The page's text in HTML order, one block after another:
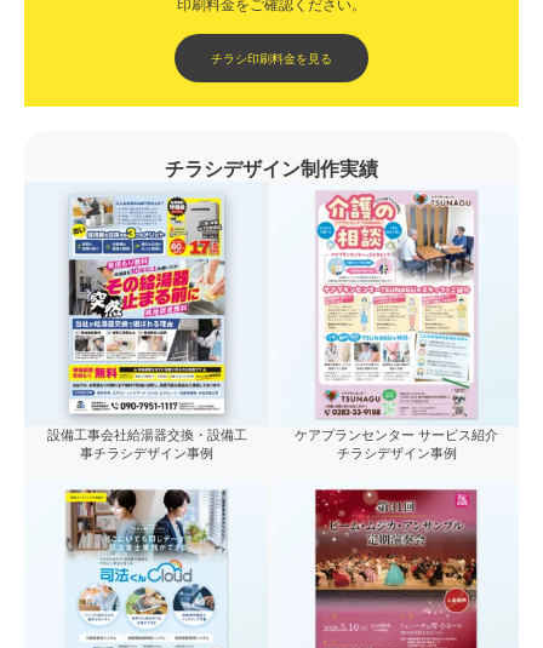
印刷料金をご確認ください。​
チラシ印刷料金を見る
チラシデザイン制作実績
設備工事会社給湯器交換・設備工
事チラシデザイン事例
ケアプランセンター サービス紹介
チラシデザイン事例